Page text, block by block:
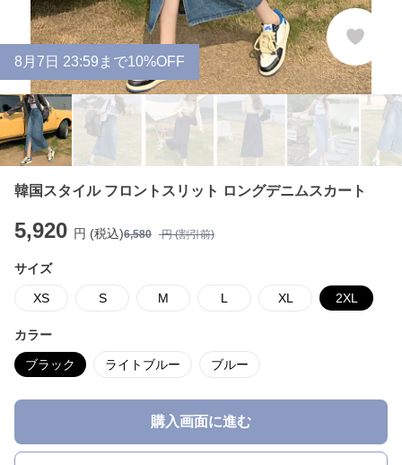
8 月 7 日 23:59まで10%OFF
韓国スタイル フロントスリット ロングデニムスカート
5,920 円 (税込)6,580 円 (割引前)
サイズ
XS S M L XL 2XL
カラー
ブラック ライトブルー ブルー
購入画面に進む